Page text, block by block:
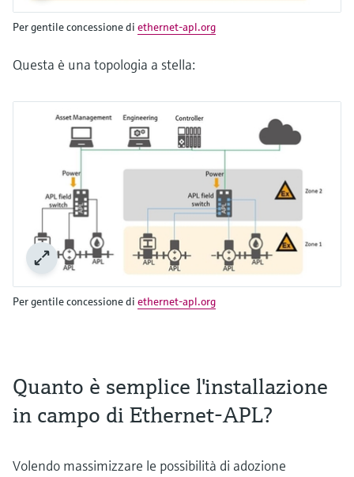
Per gentile concessione di ethernet-apl.org
Questa è una topologia a stella:
Per gentile concessione di ethernet-apl.org
Quanto è semplice l'installazione
in campo di Ethernet-APL?
Volendo massimizzare le possibilità di adozione